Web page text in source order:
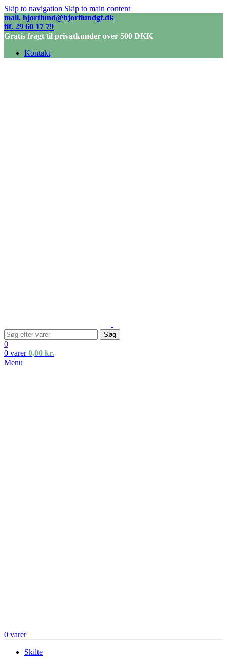
Skip to navigation Skip to main content
mail. hjortlund@hjortlundgt.dk
tlf. 29 60 17 79
Gratis fragt til privatkunder over 500 DKK
Kontakt
Søg
0
0 varer 0,00 kr.
Menu
0 varer
Skilte